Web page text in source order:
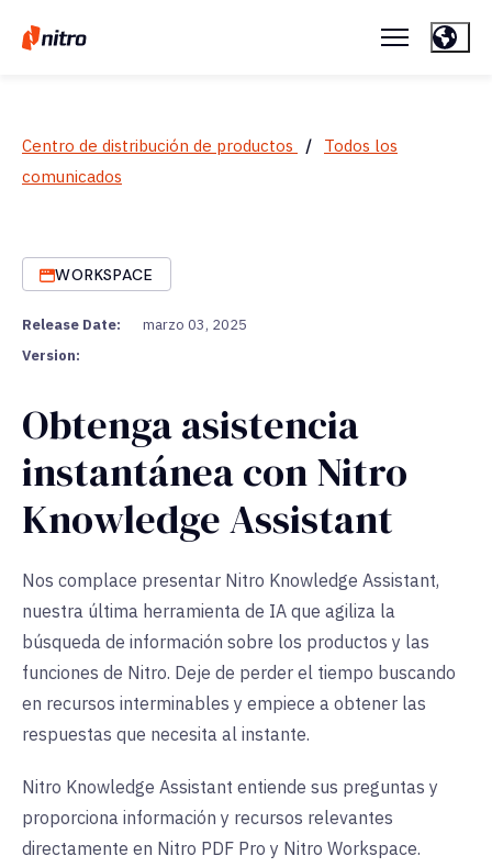
Centro de distribución de productos /
Todos los
comunicados
Obtenga asistencia
instantánea con Nitro
Knowledge Assistant
Nos complace presentar Nitro Knowledge Assistant,
nuestra última herramienta de IA que agiliza la
búsqueda de información sobre los productos y las
funciones de Nitro. Deje de perder el tiempo buscando
en recursos interminables y empiece a obtener las
respuestas que necesita al instante.
Nitro Knowledge Assistant entiende sus preguntas y
proporciona información y recursos relevantes
directamente en Nitro PDF Pro y Nitro Workspace.
WORKSPACE
Release Date:
marzo 03, 2025
Version: